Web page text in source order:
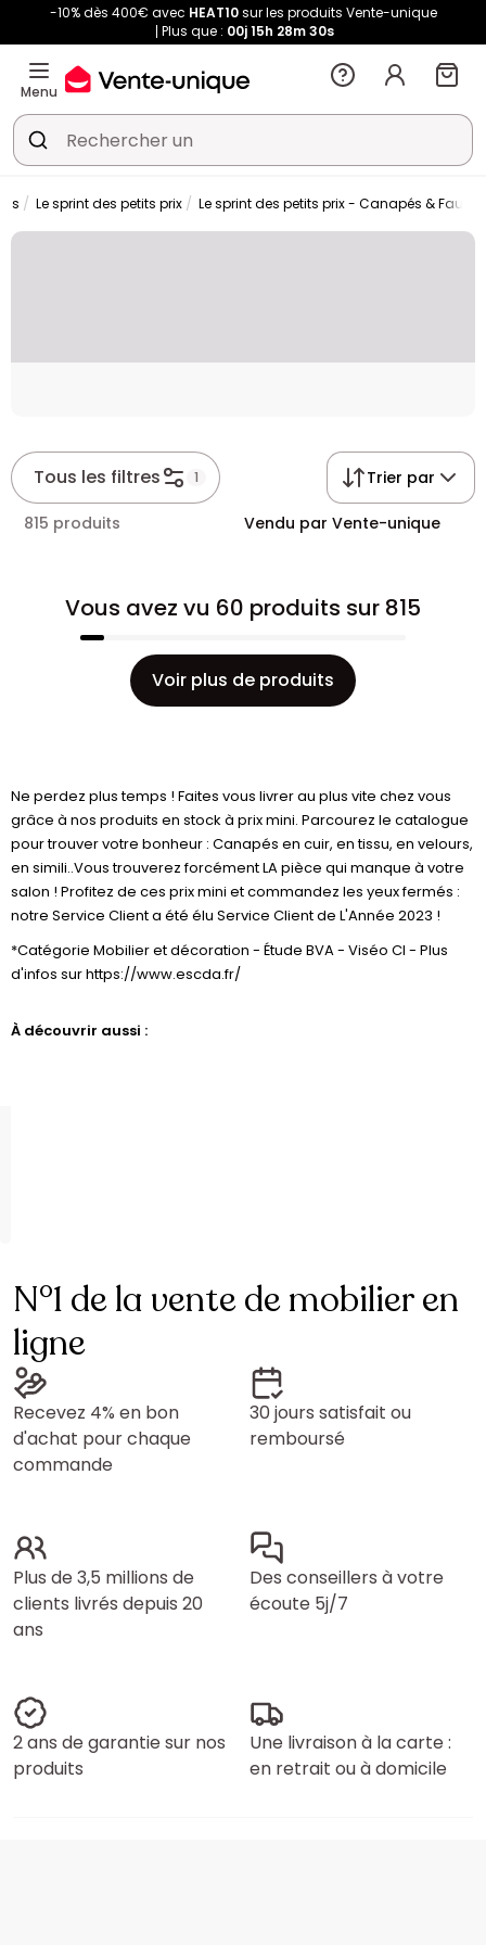
-10% dès 400€ avec HEAT10sur les produits Vente-unique
Plus que : 00j 15h 28m 29s
Menu
Le sprint des petits prix Le sprint des petits prix - Canapés &
Tous les filtres 1 Trier par
815 produits Vendu par Vente-unique
Vous avez vu 60 produits sur 815
Voir plus de produits
Ne perdez plus temps ! Faites vous livrer au plus vite chez vous
grâce à nos produits en stock à prix mini. Parcourez le catalogue
pour trouver votre bonheur : Canapés en cuir, en tissu, en velours,
en simili..Vous trouverez forcément LA pièce qui manque à votre
salon ! Profitez de ces prix mini et commandez les yeux fermés :
notre Service Client a été élu Service Client de L'Année 2023 !
*Catégorie Mobilier et décoration - Étude BVA - Viséo CI - Plus
d'infos sur https://www.escda.fr/
À découvrir aussi :
N°1 de la vente de mobilier en
ligne
Recevez 4% en bon
d'achat pour chaque
commande
30 jours satisfait ou
remboursé
Plus de 3,5 millions de
clients livrés depuis 20
ans
Des conseillers à votre
écoute 5j/7
2 ans de garantie sur nos
produits
Une livraison à la carte :
en retrait ou à domicile